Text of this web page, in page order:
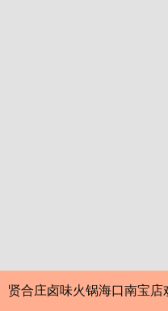
贤合庄卤味火锅海口南宝店